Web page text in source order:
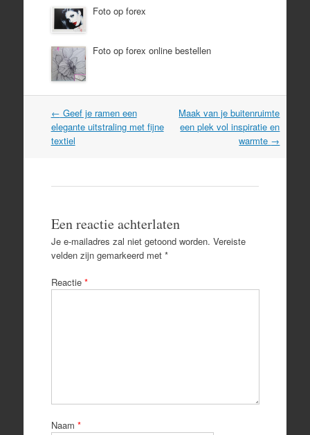
Foto op forex
Foto op forex online bestellen
Post
navigation
← Geef je ramen een
elegante uitstraling met fijne
textiel
Maak van je buitenruimte
een plek vol inspiratie en
warmte →
Een reactie achterlaten
Je e-mailadres zal niet getoond worden. Vereiste
velden zijn gemarkeerd met *
Reactie *
Naam *